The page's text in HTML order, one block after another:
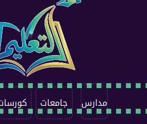
مدارس جامعات